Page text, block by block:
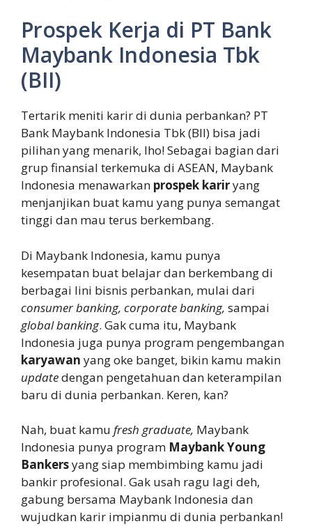
Prospek Kerja di PT Bank
Maybank Indonesia Tbk
(BII)
Tertarik meniti karir di dunia perbankan? PT
Bank Maybank Indonesia Tbk (BII) bisa jadi
pilihan yang menarik, lho! Sebagai bagian dari
grup finansial terkemuka di ASEAN, Maybank
Indonesia menawarkan prospek kariryang
menjanjikan buat kamu yang punya semangat
tinggi dan mau terus berkembang.
Di Maybank Indonesia, kamu punya
kesempatan buat belajar dan berkembang di
berbagai lini bisnis perbankan, mulai dari
consumer banking, corporate banking, sampai
global banking. Gak cuma itu, Maybank
Indonesia juga punya program pengembangan
karyawan yang oke banget, bikin kamu makin
updatedengan pengetahuan dan keterampilan
baru di dunia perbankan. Keren, kan?
Nah, buat kamu fresh graduate, Maybank
Indonesia punya program Maybank Young
Bankersyang siap membimbing kamu jadi
bankir profesional. Gak usah ragu lagi deh,
gabung bersama Maybank Indonesia dan
wujudkan karir impianmu di dunia perbankan!